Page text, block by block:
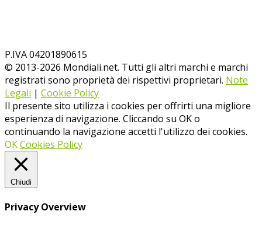
P.IVA 04201890615
© 2013-2026 Mondiali.net. Tutti gli altri marchi e marchi
registrati sono proprietà dei rispettivi proprietari. Note
Legali | Cookie Policy
Il presente sito utilizza i cookies per offrirti una migliore
esperienza di navigazione. Cliccando su OK o
continuando la navigazione accetti l'utilizzo dei cookies.
OKCookies Policy
Chiudi
Privacy Overview